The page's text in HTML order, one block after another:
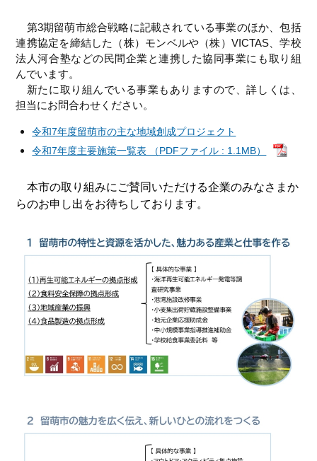
第3期留萌市総合戦略に記載されている事業のほか、包括
連携協定を締結した（株）モンベルや（株）VICTAS、学校
法人河合塾などの民間企業と連携した協同事業にも取り組
んでいます。
新たに取り組んでいる事業もありますので、詳しくは、
担当にお問合わせください。
令和7年度留萌市の主な地域創成プロジェクト
令和7年度主要施策一覧表 （PDFファイル : 1.1MB）
本市の取り組みにご賛同いただける企業のみなさまか
らのお申し出をお待ちしております。